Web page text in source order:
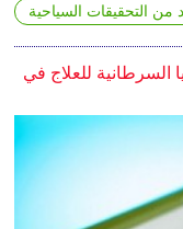
من التحقيقات السياحية
السرطانية للعلاج في